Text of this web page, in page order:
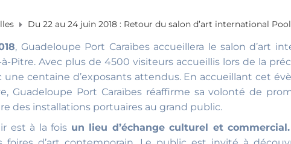
Du 22 au 24 juin 2018 : Retour du salon d’art international
, Guadeloupe Port Caraïbes accueillera le salon d’art
Pitre. Avec plus de 4500 visiteurs accueillis lors de la
une centaine d’exposants attendus. En accueillant cet
Guadeloupe Port Caraïbes réaffirme sa volonté de
des installations portuaires au grand public.
est à la fois un lieu d’échange culturel et commercial.